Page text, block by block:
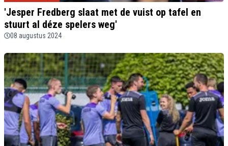
'Jesper Fredberg slaat met de vuist op tafel en
stuurt al déze spelers weg'
08 augustus 2024